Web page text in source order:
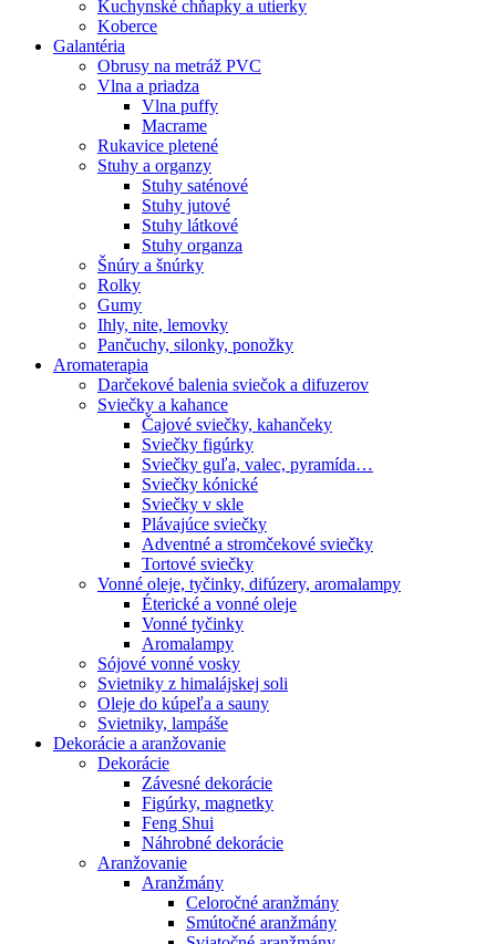
Kuchynské chňapky a utierky
Koberce
Galantéria
Obrusy na metráž PVC
Vlna a priadza
Vlna puffy
Macrame
Rukavice pletené
Stuhy a organzy
Stuhy saténové
Stuhy jutové
Stuhy látkové
Stuhy organza
Šnúry a šnúrky
Rolky
Gumy
Ihly, nite, lemovky
Pančuchy, silonky, ponožky
Aromaterapia
Darčekové balenia sviečok a difuzerov
Sviečky a kahance
Čajové sviečky, kahančeky
Sviečky figúrky
Sviečky guľa, valec, pyramída…
Sviečky kónické
Sviečky v skle
Plávajúce sviečky
Adventné a stromčekové sviečky
Tortové sviečky
Vonné oleje, tyčinky, difúzery, aromalampy
Éterické a vonné oleje
Vonné tyčinky
Aromalampy
Sójové vonné vosky
Svietniky z himalájskej soli
Oleje do kúpeľa a sauny
Svietniky, lampáše
Dekorácie a aranžovanie
Dekorácie
Závesné dekorácie
Figúrky, magnetky
Feng Shui
Náhrobné dekorácie
Aranžovanie
Aranžmány
Celoročné aranžmány
Smútočné aranžmány